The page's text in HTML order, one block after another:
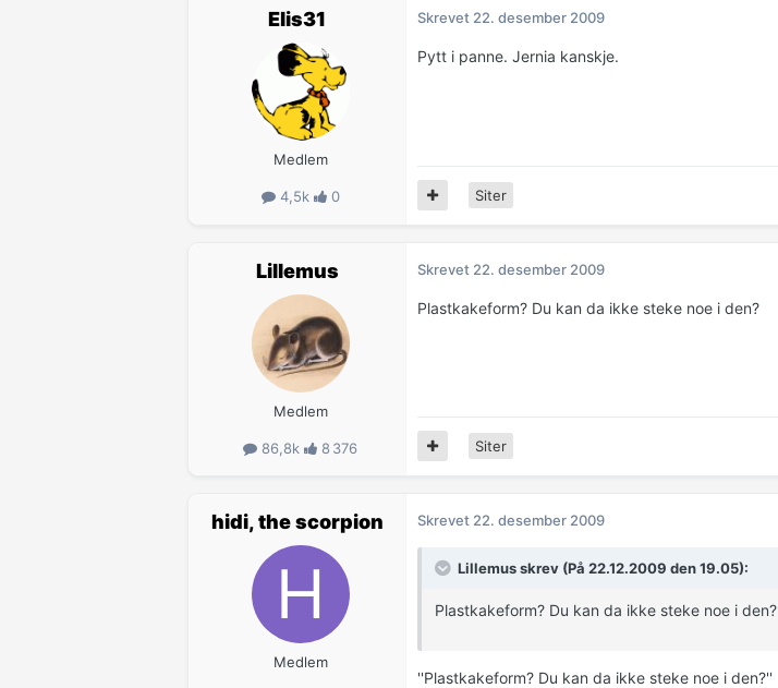
Elis31
Medlem
4,5k 0
Skrevet 22. desember 2009
Pytt i panne. Jernia kanskje.
Siter
Lillemus
Medlem
86,8k 8 376
Skrevet 22. desember 2009
Plastkakeform? Du kan da ikke steke noe i den?
Siter
hidi, the scorpion
Medlem
Skrevet 22. desember 2009
Lillemus skrev (På 22.12.2009 den 19.05):
Plastkakeform? Du kan da ikke steke noe i den?
''Plastkakeform? Du kan da ikke steke noe i den?''